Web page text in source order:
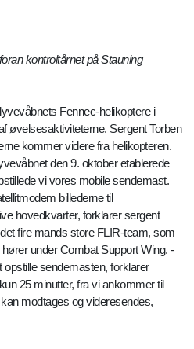
kontroltårnet på Stauning
Fennec-helikoptere i
øvelsesaktiviteterne. Sergent Torben
kommer videre fra helikopteren.
den 9. oktober etablerede
vi vores mobile sendemast.
billederne til
hovedkvarter, forklarer sergent
fire mands store FLIR-team, som
under Combat Support Wing. -
sendemasten, forklarer
25 minutter, fra vi ankommer til
modtages og videresendes,